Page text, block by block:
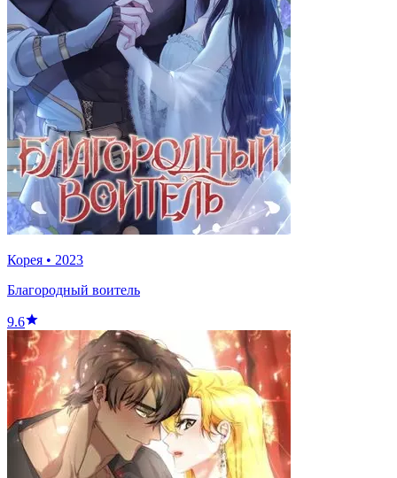
Корея • 2023
Благородный воитель
9.6